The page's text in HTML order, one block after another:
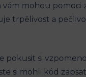
mohou pomoci
trpělivost a
pokusit si
si mohli kód